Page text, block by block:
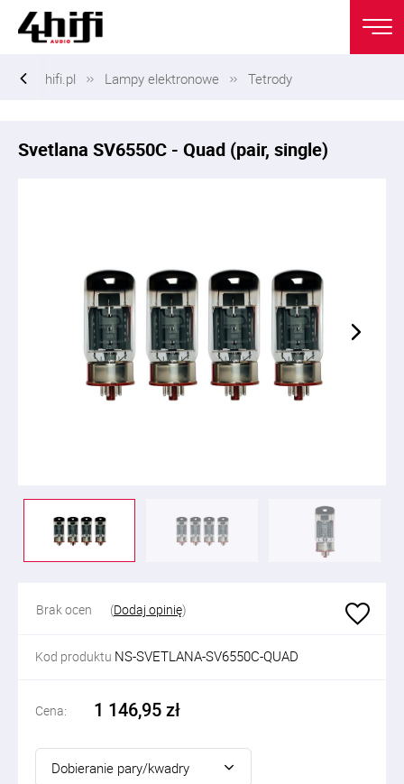
hifi.pl Lampy elektronowe Tetrody
Svetlana SV6550C - Quad (pair, single)
Brak ocen (Dodaj opinię)
Kod produktu NS-SVETLANA-SV6550C-QUAD
Cena: 1 146,95 zł
Dobieranie pary/kwadry